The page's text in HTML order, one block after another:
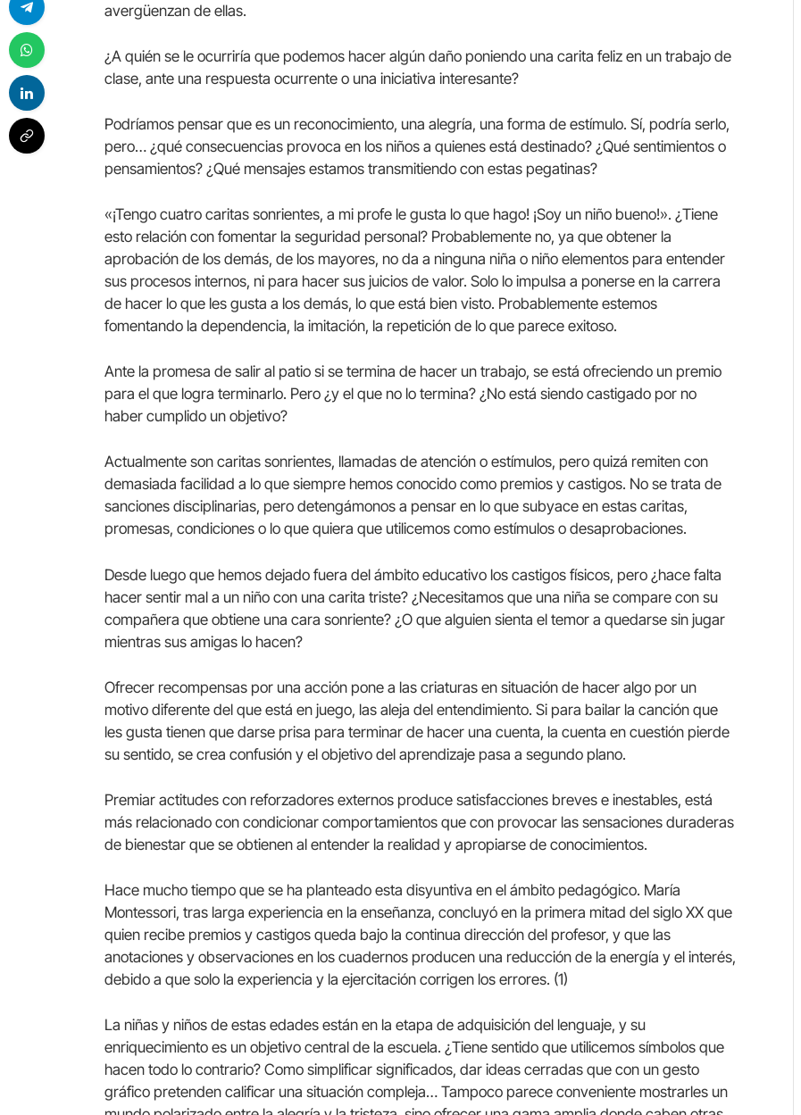
avergüenzan de ellas.
¿A quién se le ocurriría que podemos hacer algún daño poniendo una carita feliz en un trabajo de
clase, ante una respuesta ocurrente o una iniciativa interesante?
Podríamos pensar que es un reconocimiento, una alegría, una forma de estímulo. Sí, podría serlo,
pero… ¿qué consecuencias provoca en los niños a quienes está destinado? ¿Qué sentimientos o
pensamientos? ¿Qué mensajes estamos transmitiendo con estas pegatinas?
«¡Tengo cuatro caritas sonrientes, a mi profe le gusta lo que hago! ¡Soy un niño bueno!». ¿Tiene
esto relación con fomentar la seguridad personal? Probablemente no, ya que obtener la
aprobación de los demás, de los mayores, no da a ninguna niña o niño elementos para entender
sus procesos internos, ni para hacer sus juicios de valor. Solo lo impulsa a ponerse en la carrera
de hacer lo que les gusta a los demás, lo que está bien visto. Probablemente estemos
fomentando la dependencia, la imitación, la repetición de lo que parece exitoso.
Ante la promesa de salir al patio si se termina de hacer un trabajo, se está ofreciendo un premio
para el que logra terminarlo. Pero ¿y el que no lo termina? ¿No está siendo castigado por no
haber cumplido un objetivo?
Actualmente son caritas sonrientes, llamadas de atención o estímulos, pero quizá remiten con
demasiada facilidad a lo que siempre hemos conocido como premios y castigos. No se trata de
sanciones disciplinarias, pero detengámonos a pensar en lo que subyace en estas caritas,
promesas, condiciones o lo que quiera que utilicemos como estímulos o desaprobaciones.
Desde luego que hemos dejado fuera del ámbito educativo los castigos físicos, pero ¿hace falta
hacer sentir mal a un niño con una carita triste? ¿Necesitamos que una niña se compare con su
compañera que obtiene una cara sonriente? ¿O que alguien sienta el temor a quedarse sin jugar
mientras sus amigas lo hacen?
Ofrecer recompensas por una acción pone a las criaturas en situación de hacer algo por un
motivo diferente del que está en juego, las aleja del entendimiento. Si para bailar la canción que
les gusta tienen que darse prisa para terminar de hacer una cuenta, la cuenta en cuestión pierde
su sentido, se crea confusión y el objetivo del aprendizaje pasa a segundo plano.
Premiar actitudes con reforzadores externos produce satisfacciones breves e inestables, está
más relacionado con condicionar comportamientos que con provocar las sensaciones duraderas
de bienestar que se obtienen al entender la realidad y apropiarse de conocimientos.
Hace mucho tiempo que se ha planteado esta disyuntiva en el ámbito pedagógico. María
Montessori, tras larga experiencia en la enseñanza, concluyó en la primera mitad del siglo XX que
quien recibe premios y castigos queda bajo la continua dirección del profesor, y que las
anotaciones y observaciones en los cuadernos producen una reducción de la energía y el interés,
debido a que solo la experiencia y la ejercitación corrigen los errores. (1)
La niñas y niños de estas edades están en la etapa de adquisición del lenguaje, y su
enriquecimiento es un objetivo central de la escuela. ¿Tiene sentido que utilicemos símbolos que
hacen todo lo contrario? Como simplificar significados, dar ideas cerradas que con un gesto
gráfico pretenden calificar una situación compleja… Tampoco parece conveniente mostrarles un